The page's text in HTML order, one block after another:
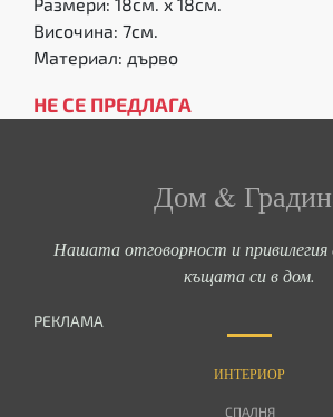
Височина: 7см.
Материал: дърво
НЕ СЕ ПРЕДЛАГА
Дом &
Нашата отговорност и привилегия
къщата си в дом.
РЕКЛАМА
ИНТЕРИОР
СПАЛНЯ